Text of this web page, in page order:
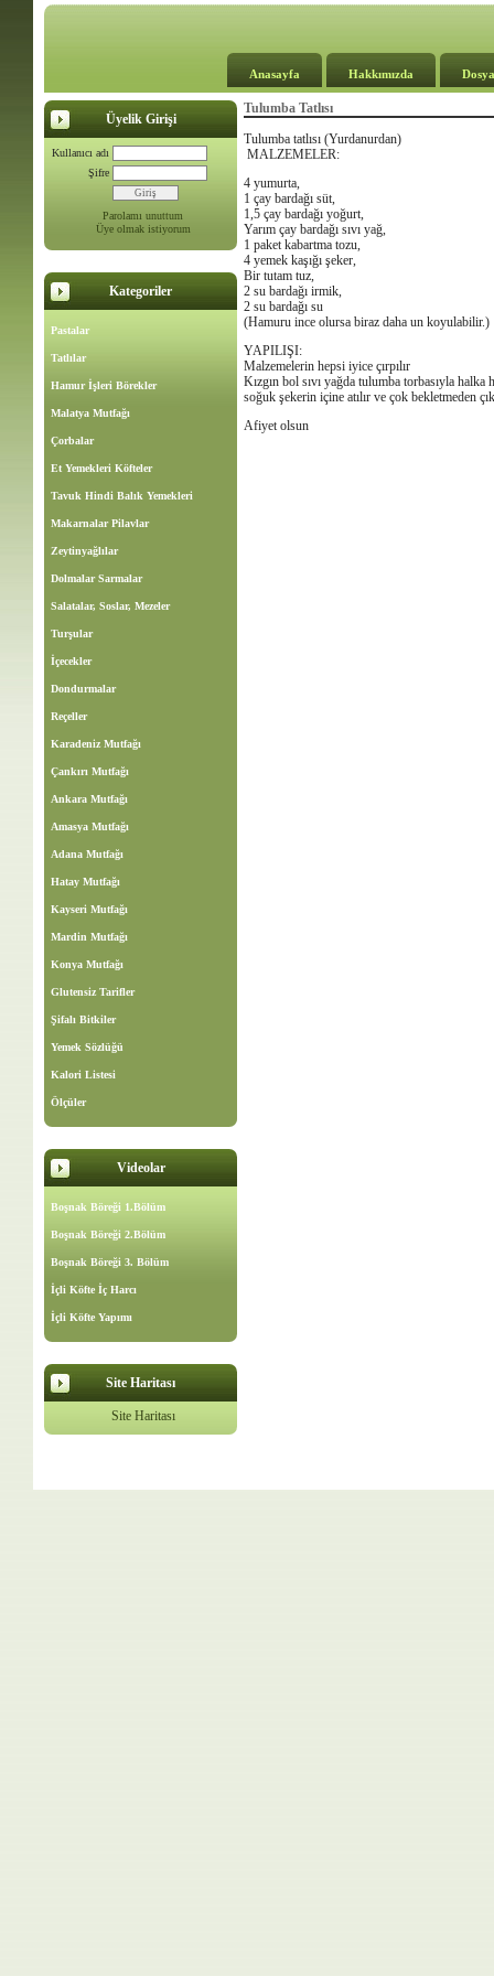
Anasayfa Hakkımızda
Üyelik Girişi
Kullanıcı adı
Şifre
Parolamı unuttum
Üye olmak istiyorum
Kategoriler
Pastalar
Tatlılar
Hamur İşleri Börekler
Malatya Mutfağı
Çorbalar
Et Yemekleri Köfteler
Tavuk Hindi Balık Yemekleri
Makarnalar Pilavlar
Zeytinyağlılar
Dolmalar Sarmalar
Salatalar, Soslar, Mezeler
Turşular
İçecekler
Dondurmalar
Reçeller
Karadeniz Mutfağı
Çankırı Mutfağı
Ankara Mutfağı
Amasya Mutfağı
Adana Mutfağı
Hatay Mutfağı
Kayseri Mutfağı
Mardin Mutfağı
Konya Mutfağı
Glutensiz Tarifler
Şifalı Bitkiler
Yemek Sözlüğü
Kalori Listesi
Ölçüler
Videolar
Boşnak Böreği 1.Bölüm
Boşnak Böreği 2.Bölüm
Boşnak Böreği 3. Bölüm
İçli Köfte İç Harcı
İçli Köfte Yapımı
Site Haritası
Site Haritası
Tulumba Tatlısı
Tulumba tatlısı (Yurdanurdan)
MALZEMELER:
4 yumurta,
1 çay bardağı süt,
1,5 çay bardağı yoğurt,
Yarım çay bardağı sıvı yağ,
1 paket kabartma tozu,
4 yemek kaşığı şeker,
Bir tutam tuz,
2 su bardağı irmik,
2 su bardağı su
(Hamuru ince olursa biraz daha un koyulabilir.)
YAPILIŞI:
Malzemelerin hepsi iyice çırpılır
Kızgın bol sıvı yağda tulumba torbasıyla halka
soğuk şekerin içine atılır ve çok bekletmeden
Afiyet olsun